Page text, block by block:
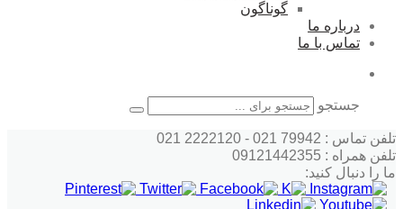
گوناگون
درباره ما
تماس با ما
جستجو
تلفن تماس : 79942 021 - 2222120 021
تلفن همراه : 09121442355
ما را دنبال کنید: